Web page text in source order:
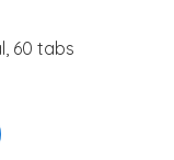
60 tabs